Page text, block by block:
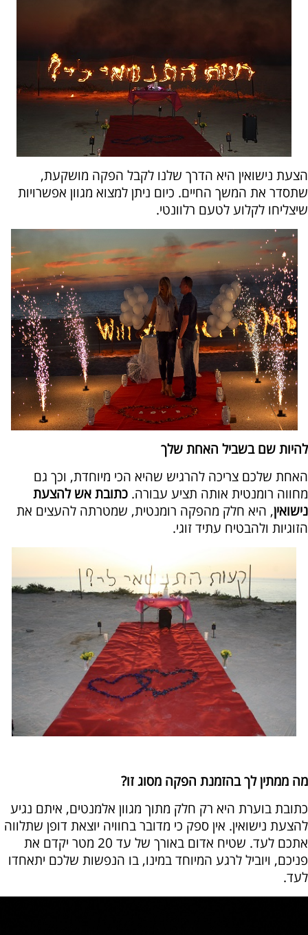
הצעת נישואין היא הדרך שלנו לקבל הפקה מושקעת,
שתסדר את המשך החיים. כיום ניתן למצוא מגוון אפשרויות
שיצליחו לקלוע לטעם רלוונטי.
להיות שם בשביל האחת שלך
האחת שלכם צריכה להרגיש שהיא הכי מיוחדת, וכך גם
מחווה רומנטית אותה תציע עבורה. כתובת אש להצעת
נישואין, היא חלק מהפקה רומנטית, שמטרתה להעצים את
הזוגיות ולהבטיח עתיד זוגי.
מה ממתין לך בהזמנת הפקה מסוג זו?
כתובת בוערת היא רק חלק מתוך מגוון אלמנטים, איתם נגיע
להצעת נישואין. אין ספק כי מדובר בחוויה יוצאת דופן שתלווה
אתכם לעד. שטיח אדום באורך של עד 20 מטר יקדם את
פניכם, ויוביל לרגע המיוחד במינו, בו הנפשות שלכם יתאחדו
לעד.